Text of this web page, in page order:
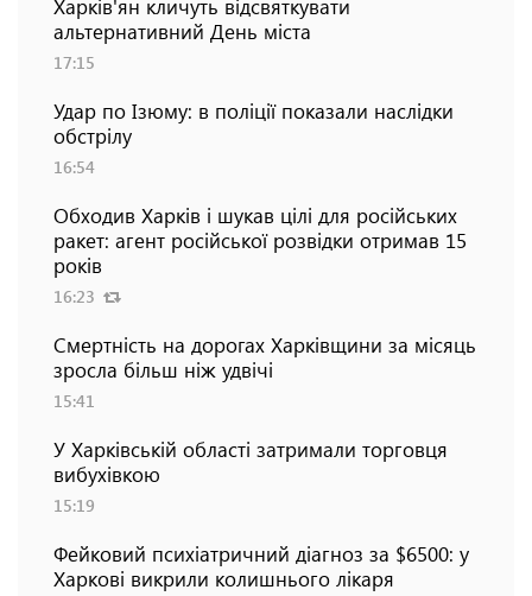
Харків'ян кличуть відсвяткувати
альтернативний День міста
17:15
Удар по Ізюму: в поліції показали наслідки
обстрілу
16:54
Обходив Харків і шукав цілі для російських
ракет: агент російської розвідки отримав 15
років
16:23
Смертність на дорогах Харківщини за місяць
зросла більш ніж удвічі
15:41
У Харківській області затримали торговця
вибухівкою
15:19
Фейковий психіатричний діагноз за $6500: у
Харкові викрили колишнього лікаря